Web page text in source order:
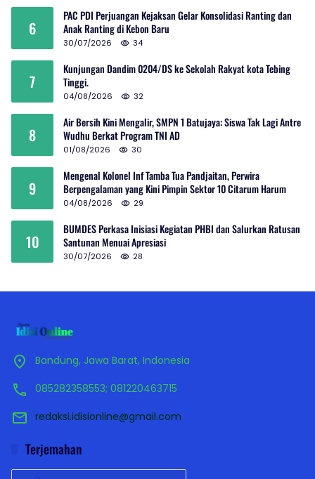
6
PAC PDI Perjuangan Kejaksan Gelar Konsolidasi Ranting dan
Anak Ranting di Kebon Baru
30/07/2026 34
7
Kunjungan Dandim 0204/DS ke Sekolah Rakyat kota Tebing
Tinggi.
04/08/2026 32
8
Air Bersih Kini Mengalir, SMPN 1 Batujaya: Siswa Tak Lagi Antre
Wudhu Berkat Program TNI AD
01/08/2026 30
9
Mengenal Kolonel Inf Tamba Tua Pandjaitan, Perwira
Berpengalaman yang Kini Pimpin Sektor 10 Citarum Harum
04/08/2026 29
10
BUMDES Perkasa Inisiasi Kegiatan PHBI dan Salurkan Ratusan
Santunan Menuai Apresiasi
30/07/2026 28
Bandung, Jawa Barat, Indonesia
085282358553; 081220463715
redaksi.idisionline@gmail.com
Terjemahan